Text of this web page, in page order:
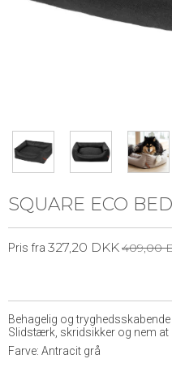
SQUARE ECO
Pris fra 327,20 DKK409,00
Behagelig og
Slidstærk, skridsikker og nem at
Farve: Antracit grå